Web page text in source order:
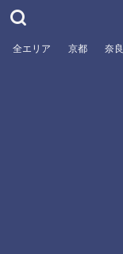
全エリア 京都 奈良